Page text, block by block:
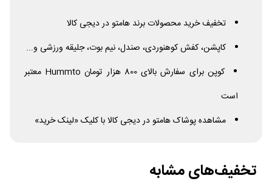
تخفیف خرید محصولات برند هامتو در دیجی کالا
کاپشن، کفش کوهنوردی، صندل، نیم بوت، جلیقه ورزشی و...
کوپن برای سفارش‌ بالای 800 هزار تومان
Hummto معتبر
است
مشاهده پوشاک هامتو در دیجی کالا با کلیک «لینک خرید»
تخفیف‌های مشابه